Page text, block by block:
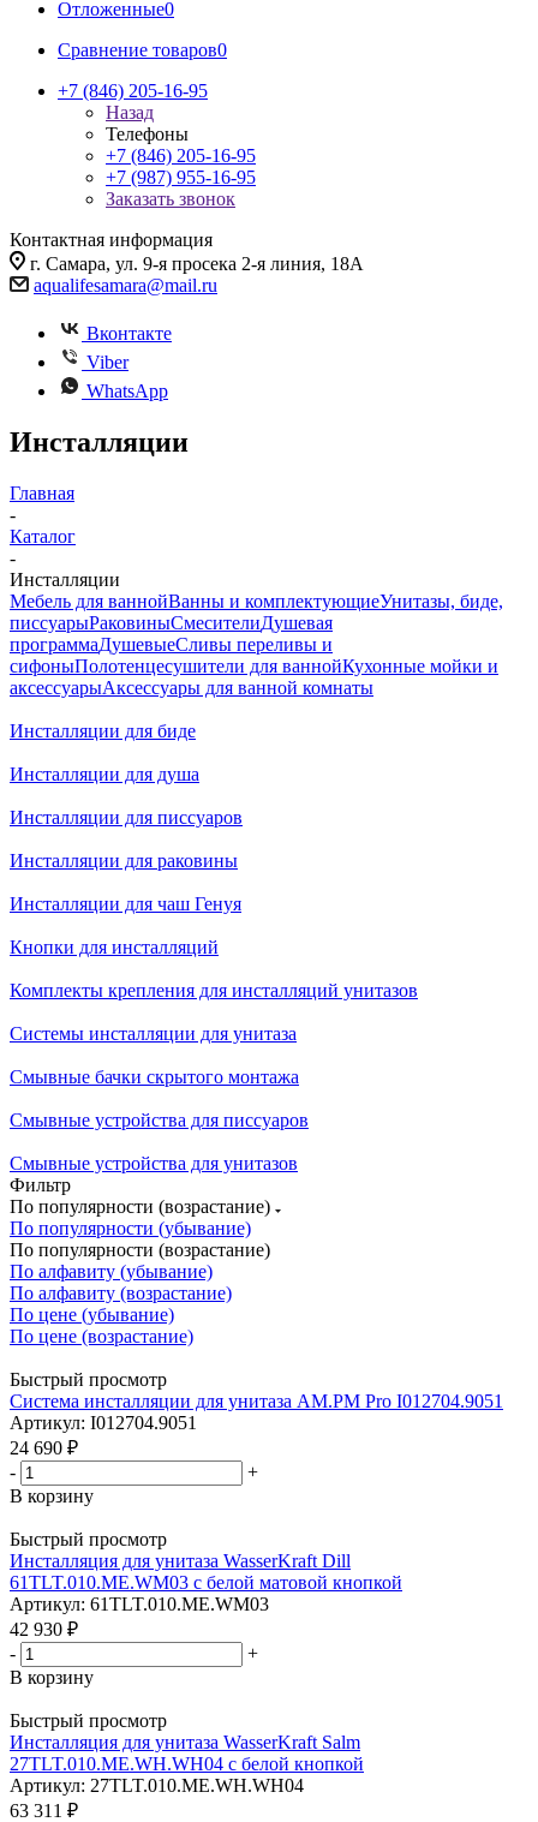
Отложенные0
Сравнение товаров0
+7 (846) 205-16-95
Назад
Телефоны
+7 (846) 205-16-95
+7 (987) 955-16-95
Заказать звонок
Контактная информация
г. Самара, ул. 9-я просека 2-я линия, 18А
aqualifesamara@mail.ru
Вконтакте
Viber
WhatsApp
Инсталляции
Главная
-
Каталог
-
Инсталляции
Мебель для ваннойВанны и комплектующиеУнитазы, биде,
писсуарыРаковиныСмесителиДушевая
программаДушевыеСливы переливы и
сифоныПолотенцесушители для ваннойКухонные мойки и
аксессуарыАксессуары для ванной комнаты
Инсталляции для биде
Инсталляции для душа
Инсталляции для писсуаров
Инсталляции для раковины
Инсталляции для чаш Генуя
Кнопки для инсталляций
Комплекты крепления для инсталляций унитазов
Системы инсталляции для унитаза
Смывные бачки скрытого монтажа
Смывные устройства для писсуаров
Смывные устройства для унитазов
Фильтр
По популярности (возрастание)
По популярности (убывание)
По популярности (возрастание)
По алфавиту (убывание)
По алфавиту (возрастание)
По цене (убывание)
По цене (возрастание)
Быстрый просмотр
Система инсталляции для унитаза AM.PM Pro I012704.9051
Артикул: I012704.9051
24 690 ₽
-
+
В корзину
Быстрый просмотр
Инсталляция для унитаза WasserKraft Dill
61TLT.010.ME.WM03 с белой матовой кнопкой
Артикул: 61TLT.010.ME.WM03
42 930 ₽
-
+
В корзину
Быстрый просмотр
Инсталляция для унитаза WasserKraft Salm
27TLT.010.ME.WH.WH04 с белой кнопкой
Артикул: 27TLT.010.ME.WH.WH04
63 311 ₽